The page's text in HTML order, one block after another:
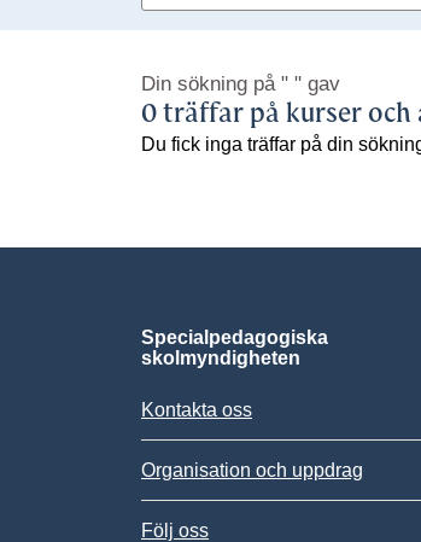
Din sökning på " " gav
0 träffar på kurser
Du fick inga träffar på din
Specialpedagogiska
skolmyndigheten
Kontakta oss
Organisation och uppdrag
Följ oss